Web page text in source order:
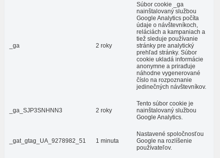
_ga 2 roky
Súbor cookie _ga
nainštalovaný službou
Google Analytics počíta
údaje o návštevníkoch,
reláciách a kampaniach a
tiež sleduje používanie
stránky pre analytický
prehľad stránky. Súbor
cookie ukladá informácie
anonymne a priraďuje
náhodne vygenerované
číslo na rozpoznanie
jedinečných návštevníkov.
_ga_SJP3SNHNN3 2 roky
Tento súbor cookie je
nainštalovaný službou
Google Analytics.
_gat_gtag_UA_9278982_51 1 minuta
Nastavené spoločnosťou
Google na rozlíšenie
používateľov.